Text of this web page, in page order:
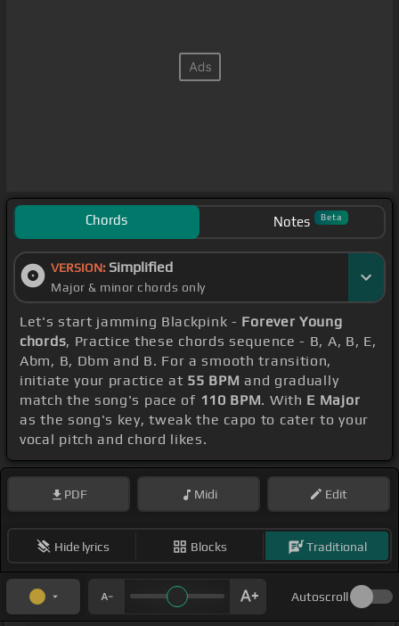
Chords Notes Beta
VERSION: Simplified
Major & minor chords only
Let's start jamming Blackpink - Forever Young
chords, Practice these chords sequence - B, A, B, E,
Abm, B, Dbm and B. For a smooth transition,
initiate your practice at 55 BPM and gradually
match the song's pace of 110 BPM. With E Major
as the song's key, tweak the capo to cater to your
vocal pitch and chord likes.
PDF Midi Edit
Hide lyrics Blocks Traditional
Autoscroll